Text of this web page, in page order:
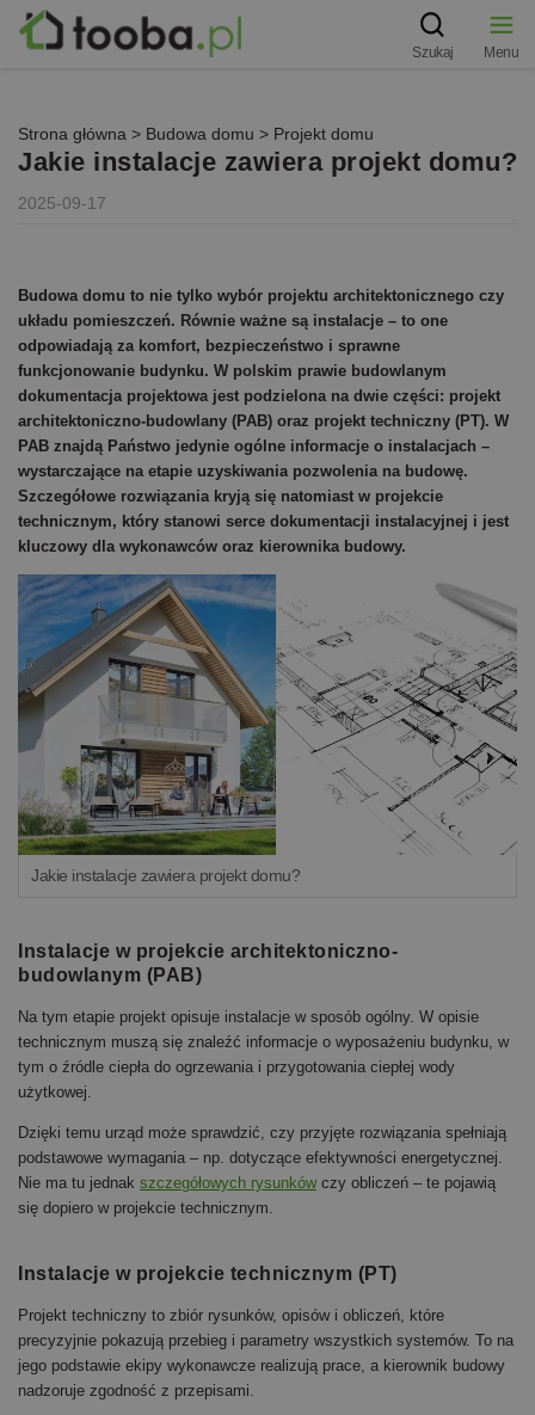
Szukaj Menu
Strona główna > Budowa domu > Projekt domu
Jakie instalacje zawiera projekt domu?
2025-09-17
Budowa domu to nie tylko wybór projektu architektonicznego czy
układu pomieszczeń. Równie ważne są instalacje – to one
odpowiadają za komfort, bezpieczeństwo i sprawne
funkcjonowanie budynku. W polskim prawie budowlanym
dokumentacja projektowa jest podzielona na dwie części: projekt
architektoniczno-budowlany (PAB) oraz projekt techniczny (PT). W
PAB znajdą Państwo jedynie ogólne informacje o instalacjach –
wystarczające na etapie uzyskiwania pozwolenia na budowę.
Szczegółowe rozwiązania kryją się natomiast w projekcie
technicznym, który stanowi serce dokumentacji instalacyjnej i jest
kluczowy dla wykonawców oraz kierownika budowy.
Jakie instalacje zawiera projekt domu?
Instalacje w projekcie architektoniczno-
budowlanym (PAB)
Na tym etapie projekt opisuje instalacje w sposób ogólny. W opisie
technicznym muszą się znaleźć informacje o wyposażeniu budynku, w
tym o źródle ciepła do ogrzewania i przygotowania ciepłej wody
użytkowej.
Dzięki temu urząd może sprawdzić, czy przyjęte rozwiązania spełniają
podstawowe wymagania – np. dotyczące efektywności energetycznej.
Nie ma tu jednak szczegółowych rysunkówczy obliczeń – te pojawią
się dopiero w projekcie technicznym.
Instalacje w projekcie technicznym (PT)
Projekt techniczny to zbiór rysunków, opisów i obliczeń, które
precyzyjnie pokazują przebieg i parametry wszystkich systemów. To na
jego podstawie ekipy wykonawcze realizują prace, a kierownik budowy
nadzoruje zgodność z przepisami.